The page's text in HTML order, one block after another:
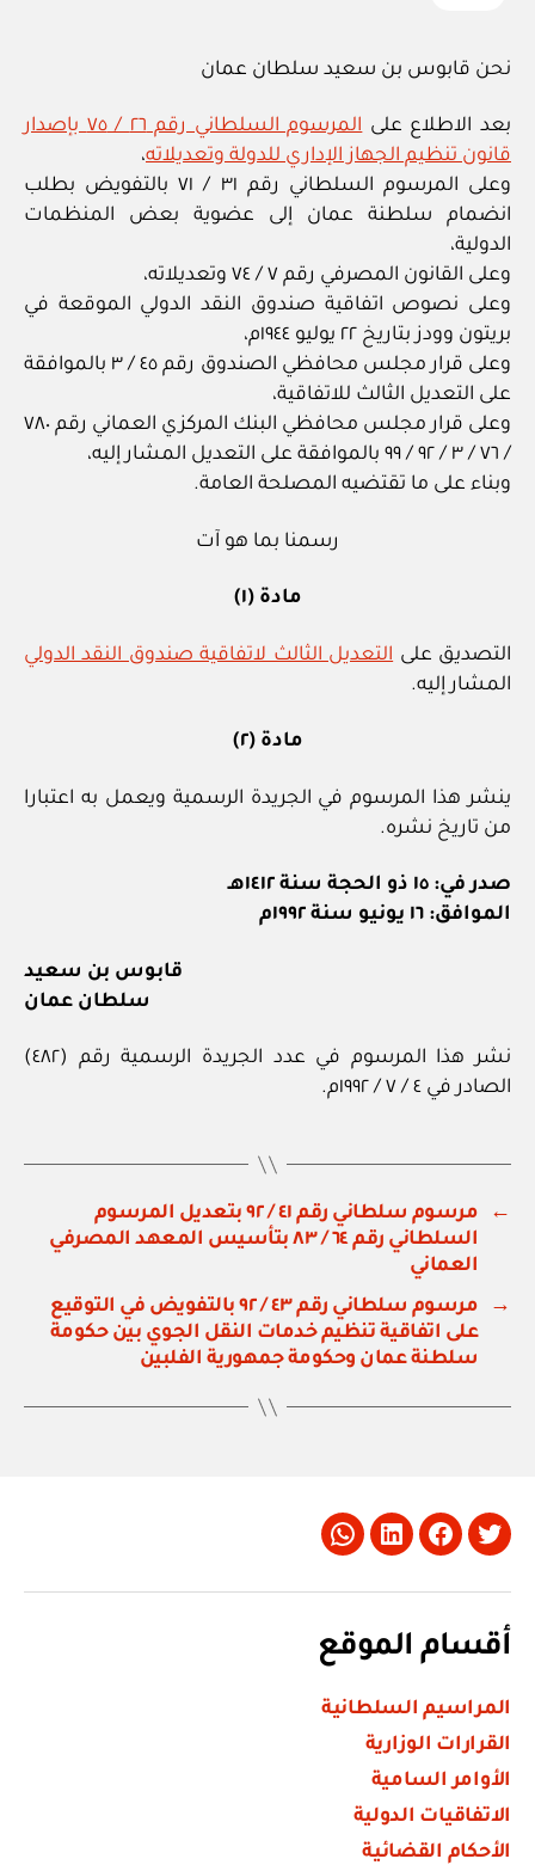
نحن قابوس بن سعيد سلطان عمان
بعد الاطلاع على
المرسوم السلطاني رقم ٢٦ / ٧٥ بإصدار
قانون تنظيم الجهاز الإداري للدولة وتعديلاته،
وعلى المرسوم السلطاني رقم ٣١ / ٧١ بالتفويض بطلب
انضمام سلطنة عمان إلى عضوية بعض المنظمات
الدولية،
وعلى القانون المصرفي رقم ٧ / ٧٤ وتعديلاته،
وعلى نصوص اتفاقية صندوق النقد الدولي الموقعة في
بريتون وودز بتاريخ ٢٢ يوليو ١٩٤٤م،
وعلى قرار مجلس محافظي الصندوق رقم ٤٥ / ٣ بالموافقة
على التعديل الثالث للاتفاقية،
وعلى قرار مجلس محافظي البنك المركزي العماني رقم ٧٨٠
/ ٧٦ / ٣ / ٩٢ / ٩٩ بالموافقة على التعديل المشار إليه،
وبناء على ما تقتضيه المصلحة العامة.
رسمنا بما هو آت
مادة (١)
التصديق على التعديل الثالث لاتفاقية صندوق النقد الدولي
المشار إليه.
مادة (٢)
ينشر هذا المرسوم في الجريدة الرسمية ويعمل به اعتبارا
من تاريخ نشره.
صدر في: ١٥ ذو الحجة سنة ١٤١٢هـ
الموافق: ١٦ يونيو سنة ١٩٩٢م
قابوس بن سعيد
سلطان عمان
نشر هذا المرسوم في عدد الجريدة الرسمية رقم (٤٨٢)
الصادر في ٤ / ٧ / ١٩٩٢م.
←
مرسوم سلطاني رقم ٤١ / ٩٢ بتعديل المرسوم
السلطاني رقم ٦٤ / ٨٣ بتأسيس المعهد المصرفي
العماني
→
مرسوم سلطاني رقم ٤٣ / ٩٢ بالتفويض في التوقيع
على اتفاقية تنظيم خدمات النقل الجوي بين حكومة
سلطنة عمان وحكومة جمهورية الفلبين
Twitter
Facebook
LinkedIn
Whatsapp
أقسام الموقع
المراسيم السلطانية
القرارات الوزارية
الأوامر السامية
الاتفاقيات الدولية
الأحكام القضائية